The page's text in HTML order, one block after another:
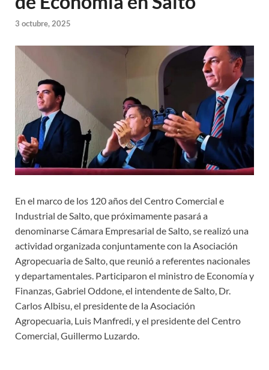
3 octubre, 2025
En el marco de los 120 años del Centro Comercial e
Industrial de Salto, que próximamente pasará a
denominarse Cámara Empresarial de Salto, se realizó una
actividad organizada conjuntamente con la Asociación
Agropecuaria de Salto, que reunió a referentes nacionales
y departamentales. Participaron el ministro de Economía y
Finanzas, Gabriel Oddone, el intendente de Salto, Dr.
Carlos Albisu, el presidente de la Asociación
Agropecuaria, Luis Manfredi, y el presidente del Centro
Comercial, Guillermo Luzardo.